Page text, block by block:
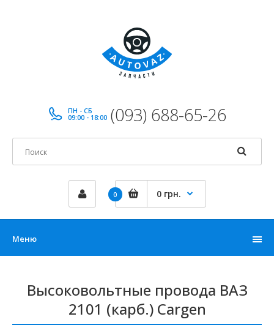
ПН - СБ
09:00 - 18:00 (093) 688-65-26
0 0 грн.
Меню
Высоковольтные провода ВАЗ
2101 (карб.) Cargen